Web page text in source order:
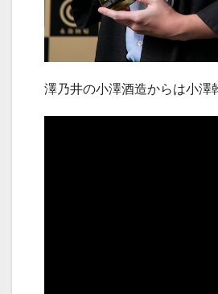
澤乃井の小澤酒造からは小澤